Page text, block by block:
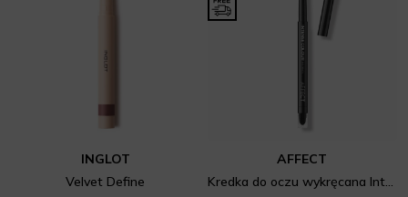
INGLOT
Velvet Define
AFFECT
Kredka do oczu wykręcana Intense Colour